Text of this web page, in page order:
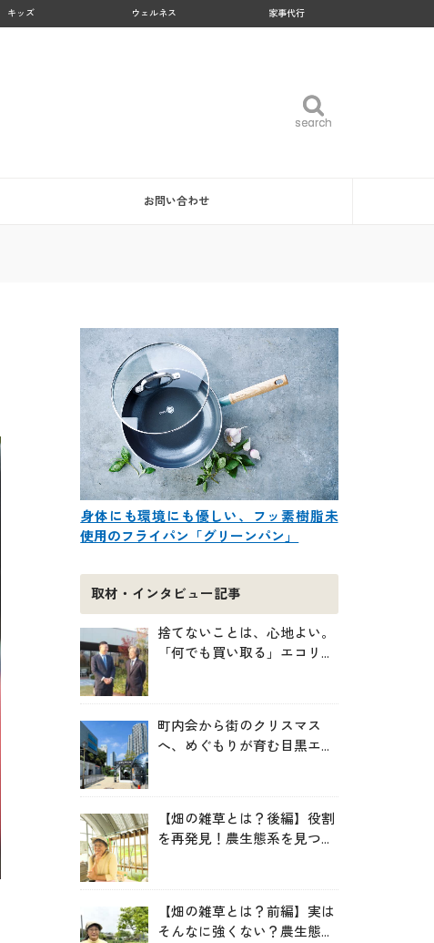
キッズ ウェルネス 家事代行
search
search
お問い合わせ
身体にも環境にも優しい、フッ素樹脂未
使用のフライパン「グリーンパン」
取材・インタビュー記事
捨てないことは、心地よい。
「何でも買い取る」エコリン
町内会から街のクリスマス
へ、めぐもりが育む目黒エリ
【畑の雑草とは？後編】役割
を再発見！農生態系を見つめ
【畑の雑草とは？前編】実は
そんなに強くない？農生態系